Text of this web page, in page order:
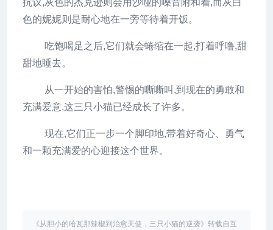
抗议,灰色的杰克逊则会用沙哑的嗓音附和着,而灰白
色的妮妮则是耐心地在一旁等待着开饭。
吃饱喝足之后,它们就会蜷缩在一起,打着呼噜,甜
甜地睡去。
从一开始的害怕,警惕的嘶嘶叫,到现在的勇敢和
充满爱意,这三只小猫已经成长了许多。
现在,它们正一步一个脚印地,带着好奇心、勇气
和一颗充满爱的心迎接这个世界。
《从胆小的哈瓦那辣椒到治愈天使，三只小猫的逆袭》转载自互